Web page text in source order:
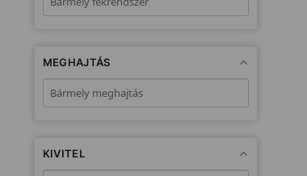
MEGHAJTÁS
KIVITEL